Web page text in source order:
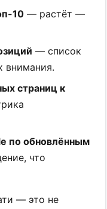
10 — растёт —
— список
внимания.
страниц к
по обновлённым
что
— это не